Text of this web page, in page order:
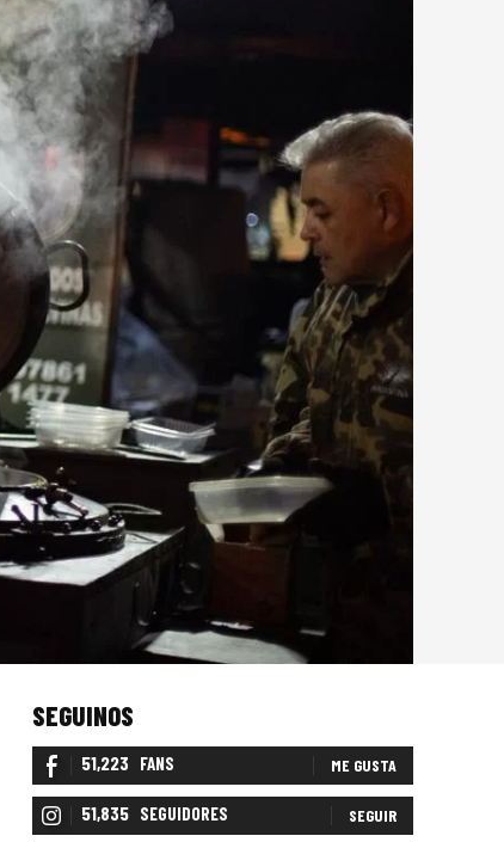
SEGUINOS
51,223 FANS ME GUSTA
51,835 SEGUIDORES SEGUIR